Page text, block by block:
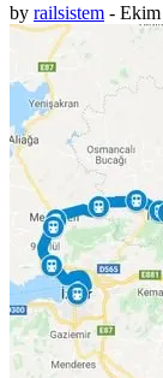
by railsistem - Ekim